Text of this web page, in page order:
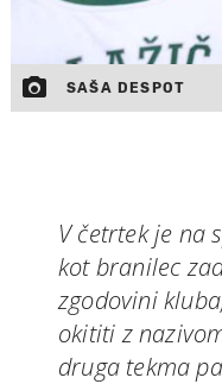
SAŠA DESPOT
V četrtek je na
kot branilec
zgodovini
okititi z
druga tekma